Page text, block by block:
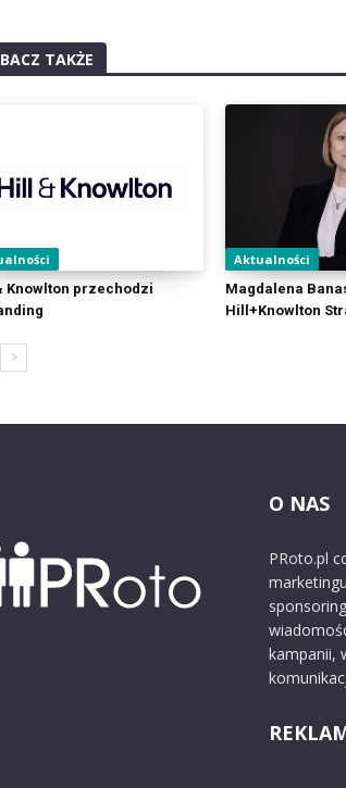
TAKŻE
Knowlton przechodzi
Aktualności
Magdalena
Hill+Knowlton
O NAS
PRoto.pl
kampanii,